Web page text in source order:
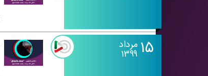
۱۵ مرداد
۱۳۹۹